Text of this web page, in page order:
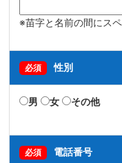
※苗字と名前の間にス
必須 性別
男 女 その他
必須 電話番号